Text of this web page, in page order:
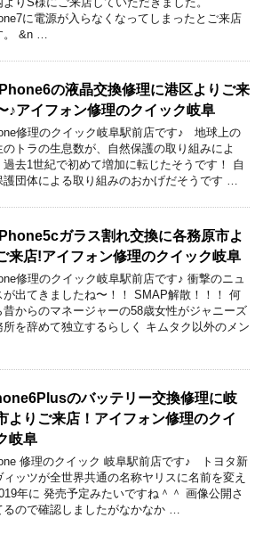
に電源が入らなくなってしまったとご来店
。 &n …
の液晶交換修理に港区よりご来
♪アイフォン修理のクイック岐阜
修理のクイック岐阜駅前店です♪ 地球上の
のトラの生息数が、自然保護の取り組みによ
過去1世紀で初めて増加に転じたそうです！ 自
護団体による取り組みのおかげだそうです …
ガラス割れ交換に各務原市よ
来店!アイフォン修理のクイック岐阜
修理のクイック岐阜駅前店です♪ 衝撃のニュ
が出てきましたね〜！！ SMAP解散！！！ 何
昔からのマネージャーの58歳女性がジャニーズ
所を辞めて独立するらしく キムタク以外のメン
のバッテリー交換修理に岐
よりご来店！アイフォン修理のクイ
岐阜
修理のクイック 岐阜駅前店です♪ トヨタ新
ィッツが全世界共通の名称ヤリスに名前を変え
年に 発売予定みたいですね＾＾ 画像公開さ
るので確認しましたがなかなか …